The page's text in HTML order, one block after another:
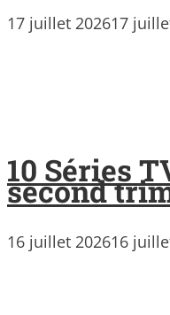
17 juillet 202617
10 Séries
second
16 juillet 202616